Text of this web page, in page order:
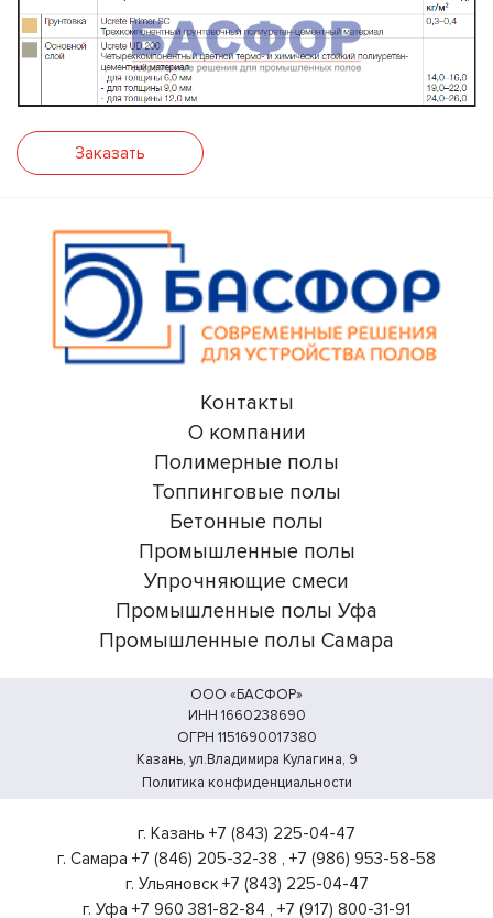
Заказать
Контакты
О компании
Полимерные полы
Топпинговые полы
Бетонные полы
Промышленные полы
Упрочняющие смеси
Промышленные полы Уфа
Промышленные полы Самара
ООО «БАСФОР»
ИНН 1660238690
ОГРН 1151690017380
Казань, ул.Владимира Кулагина, 9
Политика конфиденциальности
г. Казань +7 (843) 225-04-47
г. Самара +7 (846) 205-32-38 , +7 (986) 953-58-58
г. Ульяновск +7 (843) 225-04-47
г. Уфа +7 960 381-82-84 , +7 (917) 800-31-91